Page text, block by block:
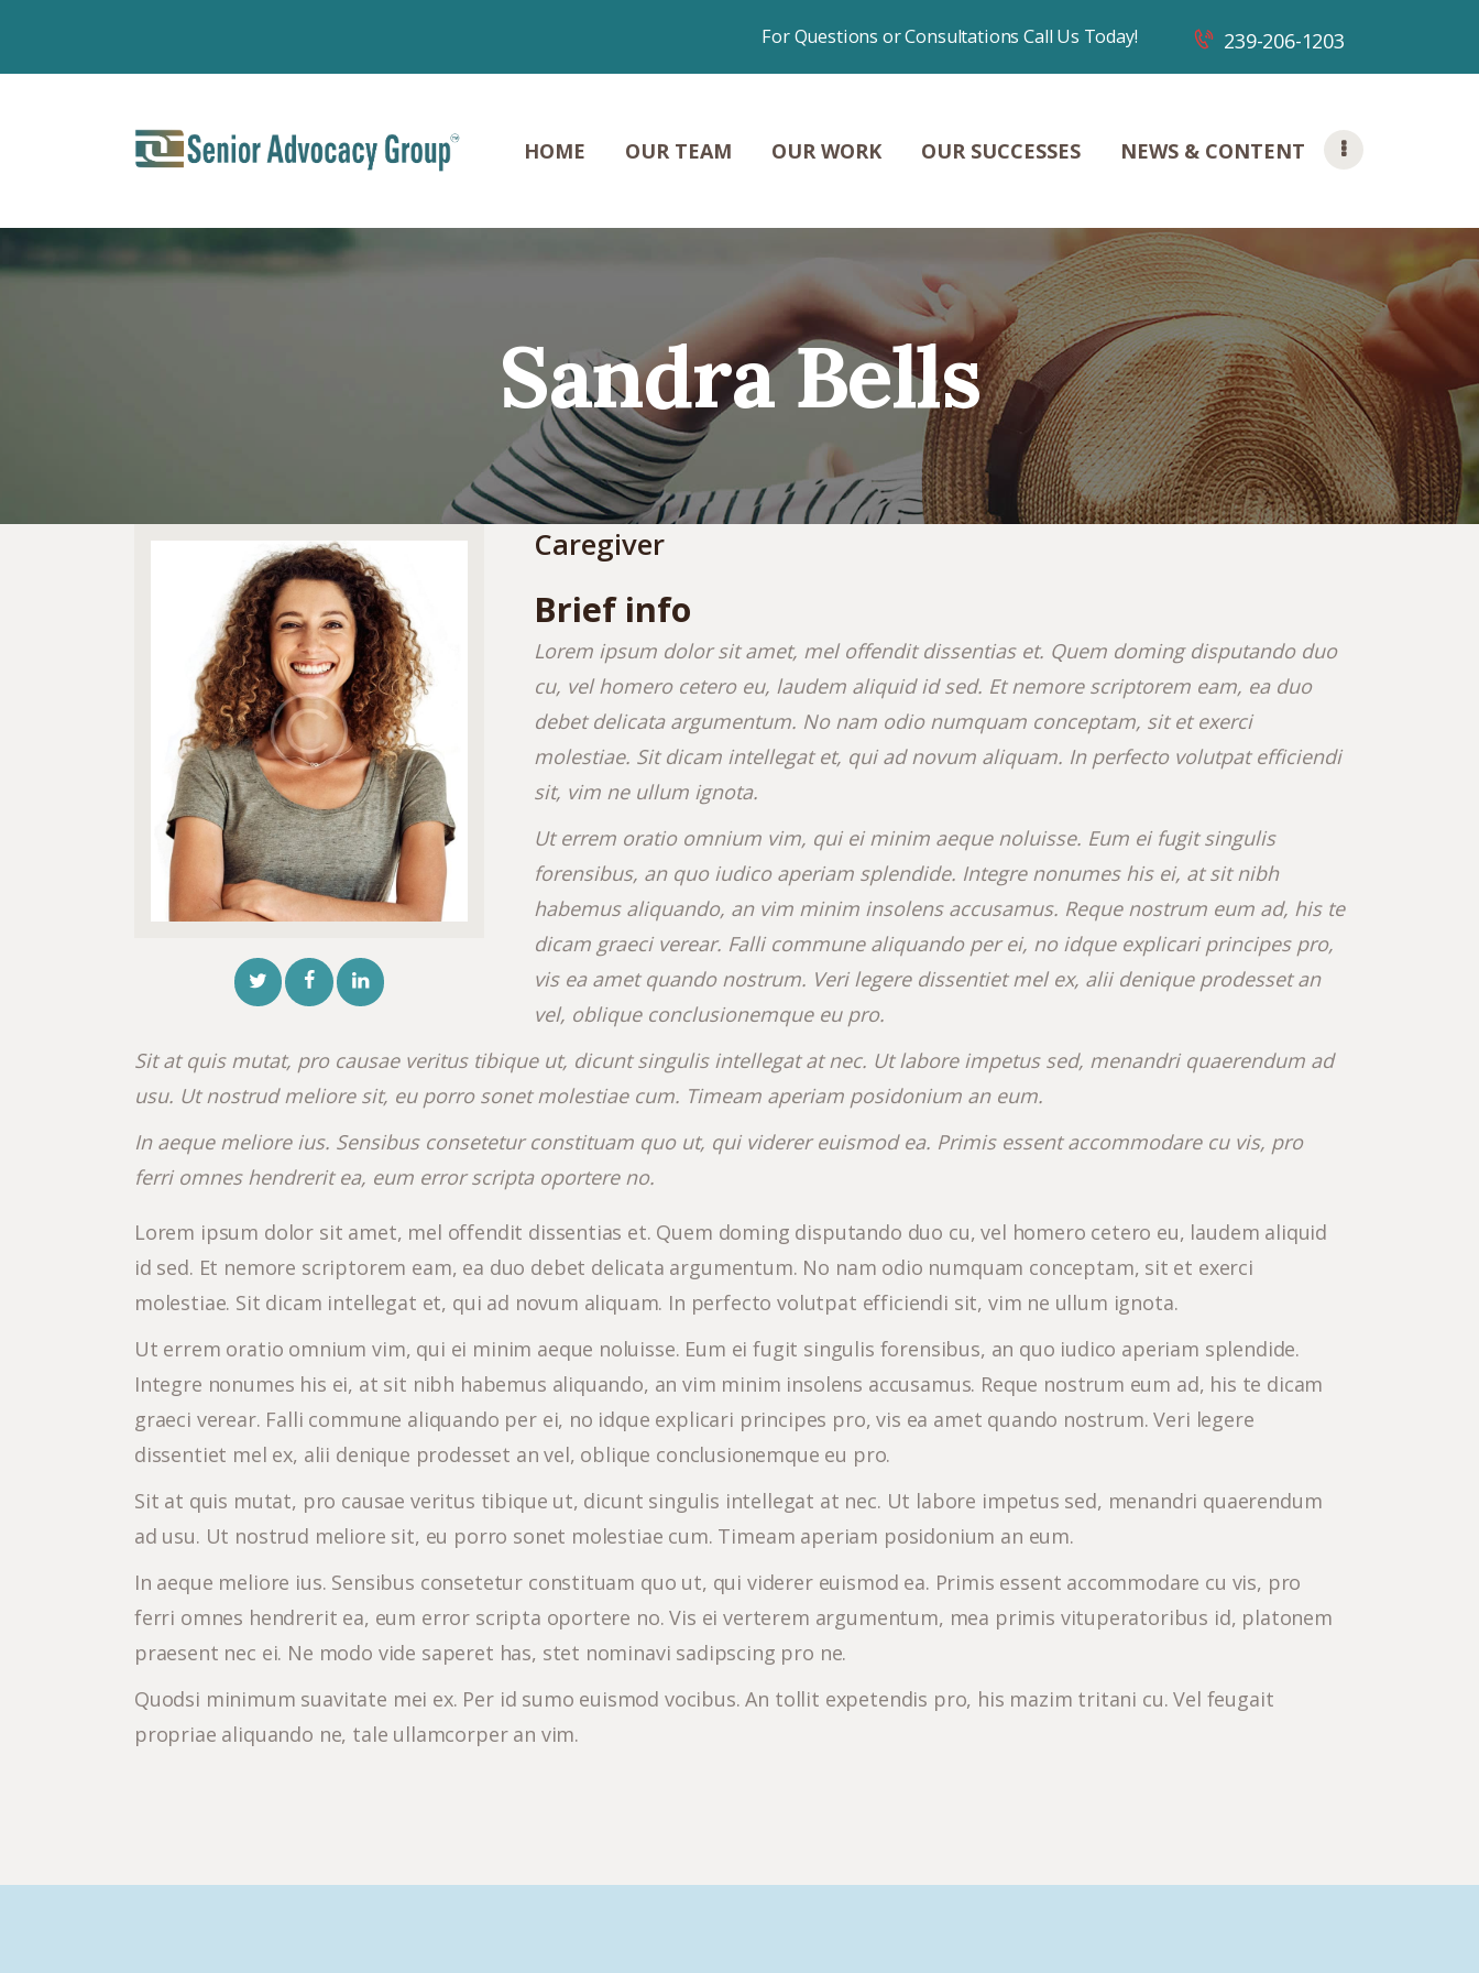
For Questions or Consultations Call Us Today! 239-206-1203
HOME OUR TEAM OUR WORK OUR SUCCESSES NEWS & CONTENT
Sandra Bells
OUR TEAM
OUR WORK
OUR SUCCESSES
CONTENT
CONTACT
Caregiver
Brief info
Lorem ipsum dolor sit amet, mel offendit dissentias et. Quem doming disputando duo
cu, vel homero cetero eu, laudem aliquid id sed. Et nemore scriptorem eam, ea duo
debet delicata argumentum. No nam odio numquam conceptam, sit et exerci
molestiae. Sit dicam intellegat et, qui ad novum aliquam. In perfecto volutpat efficiendi
sit, vim ne ullum ignota.
Ut errem oratio omnium vim, qui ei minim aeque noluisse. Eum ei fugit singulis
forensibus, an quo iudico aperiam splendide. Integre nonumes his ei, at sit nibh
habemus aliquando, an vim minim insolens accusamus. Reque nostrum eum ad, his te
dicam graeci verear. Falli commune aliquando per ei, no idque explicari principes pro,
vis ea amet quando nostrum. Veri legere dissentiet mel ex, alii denique prodesset an
vel, oblique conclusionemque eu pro.
Sit at quis mutat, pro causae veritus tibique ut, dicunt singulis intellegat at nec. Ut labore impetus sed, menandri quaerendum ad
usu. Ut nostrud meliore sit, eu porro sonet molestiae cum. Timeam aperiam posidonium an eum.
In aeque meliore ius. Sensibus consetetur constituam quo ut, qui viderer euismod ea. Primis essent accommodare cu vis, pro
ferri omnes hendrerit ea, eum error scripta oportere no.
Lorem ipsum dolor sit amet, mel offendit dissentias et. Quem doming disputando duo cu, vel homero cetero eu, laudem aliquid
id sed. Et nemore scriptorem eam, ea duo debet delicata argumentum. No nam odio numquam conceptam, sit et exerci
molestiae. Sit dicam intellegat et, qui ad novum aliquam. In perfecto volutpat efficiendi sit, vim ne ullum ignota.
Ut errem oratio omnium vim, qui ei minim aeque noluisse. Eum ei fugit singulis forensibus, an quo iudico aperiam splendide.
Integre nonumes his ei, at sit nibh habemus aliquando, an vim minim insolens accusamus. Reque nostrum eum ad, his te dicam
graeci verear. Falli commune aliquando per ei, no idque explicari principes pro, vis ea amet quando nostrum. Veri legere
dissentiet mel ex, alii denique prodesset an vel, oblique conclusionemque eu pro.
Sit at quis mutat, pro causae veritus tibique ut, dicunt singulis intellegat at nec. Ut labore impetus sed, menandri quaerendum
ad usu. Ut nostrud meliore sit, eu porro sonet molestiae cum. Timeam aperiam posidonium an eum.
In aeque meliore ius. Sensibus consetetur constituam quo ut, qui viderer euismod ea. Primis essent accommodare cu vis, pro
ferri omnes hendrerit ea, eum error scripta oportere no. Vis ei verterem argumentum, mea primis vituperatoribus id, platonem
praesent nec ei. Ne modo vide saperet has, stet nominavi sadipscing pro ne.
Quodsi minimum suavitate mei ex. Per id sumo euismod vocibus. An tollit expetendis pro, his mazim tritani cu. Vel feugait
propriae aliquando ne, tale ullamcorper an vim.